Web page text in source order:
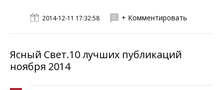
2014-12-11 17:32:58 + Комментировать
Ясный Свет.10 лучших публикаций
ноября 2014